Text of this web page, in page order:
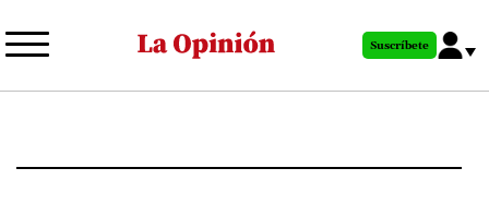
al
principal
Suscríbete